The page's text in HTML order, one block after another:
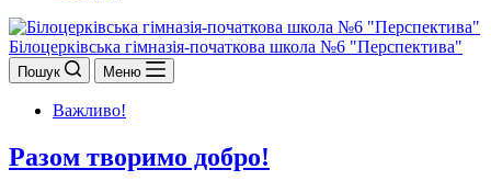
Білоцерківська гімназія-початкова школа №6 "Перспектива"
Пошук Меню
Важливо!
Разом творимо добро!